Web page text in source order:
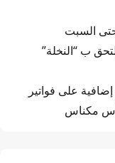
ب “النخلة”
على فواتير
فاس مكناس